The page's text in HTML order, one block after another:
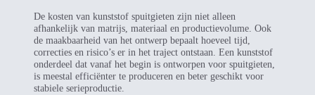
De kosten van kunststof spuitgieten zijn niet alleen
afhankelijk van matrijs, materiaal en productievolume. Ook
de maakbaarheid van het ontwerp bepaalt hoeveel tijd,
correcties en risico’s er in het traject ontstaan. Een kunststof
onderdeel dat vanaf het begin is ontworpen voor spuitgieten,
is meestal efficiënter te produceren en beter geschikt voor
stabiele serieproductie.